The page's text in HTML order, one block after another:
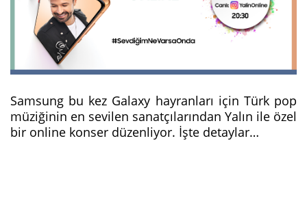
Samsung bu kez Galaxy hayranları için Türk pop
müziğinin en sevilen sanatçılarından Yalın ile özel
bir online konser düzenliyor. İşte detaylar…